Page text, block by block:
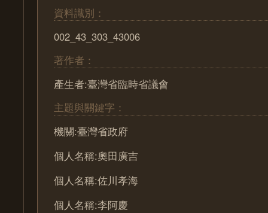
資料識別：
002_43_303_43006
著作者：
產生者:臺灣省臨時省議會
主題與關鍵字：
機關:臺灣省政府
個人名稱:奧田廣吉
個人名稱:佐川孝海
個人名稱:李阿慶